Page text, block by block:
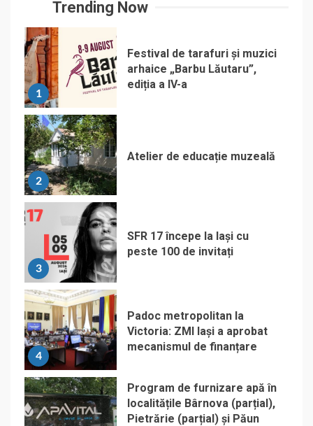
Trending Now
1
Festival de tarafuri și muzici
arhaice „Barbu Lăutaru”,
ediția a IV-a
2
Atelier de educație muzeală
3
SFR 17 începe la Iași cu
peste 100 de invitați
4
Padoc metropolitan la
Victoria: ZMI Iași a aprobat
mecanismul de finanțare
Program de furnizare apă în
localitățile Bârnova (parțial),
Pietrărie (parțial) și Păun